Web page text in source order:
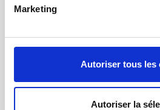
Marketing
Autoriser tous les
Autoriser la
Mon compte
Mes commandes